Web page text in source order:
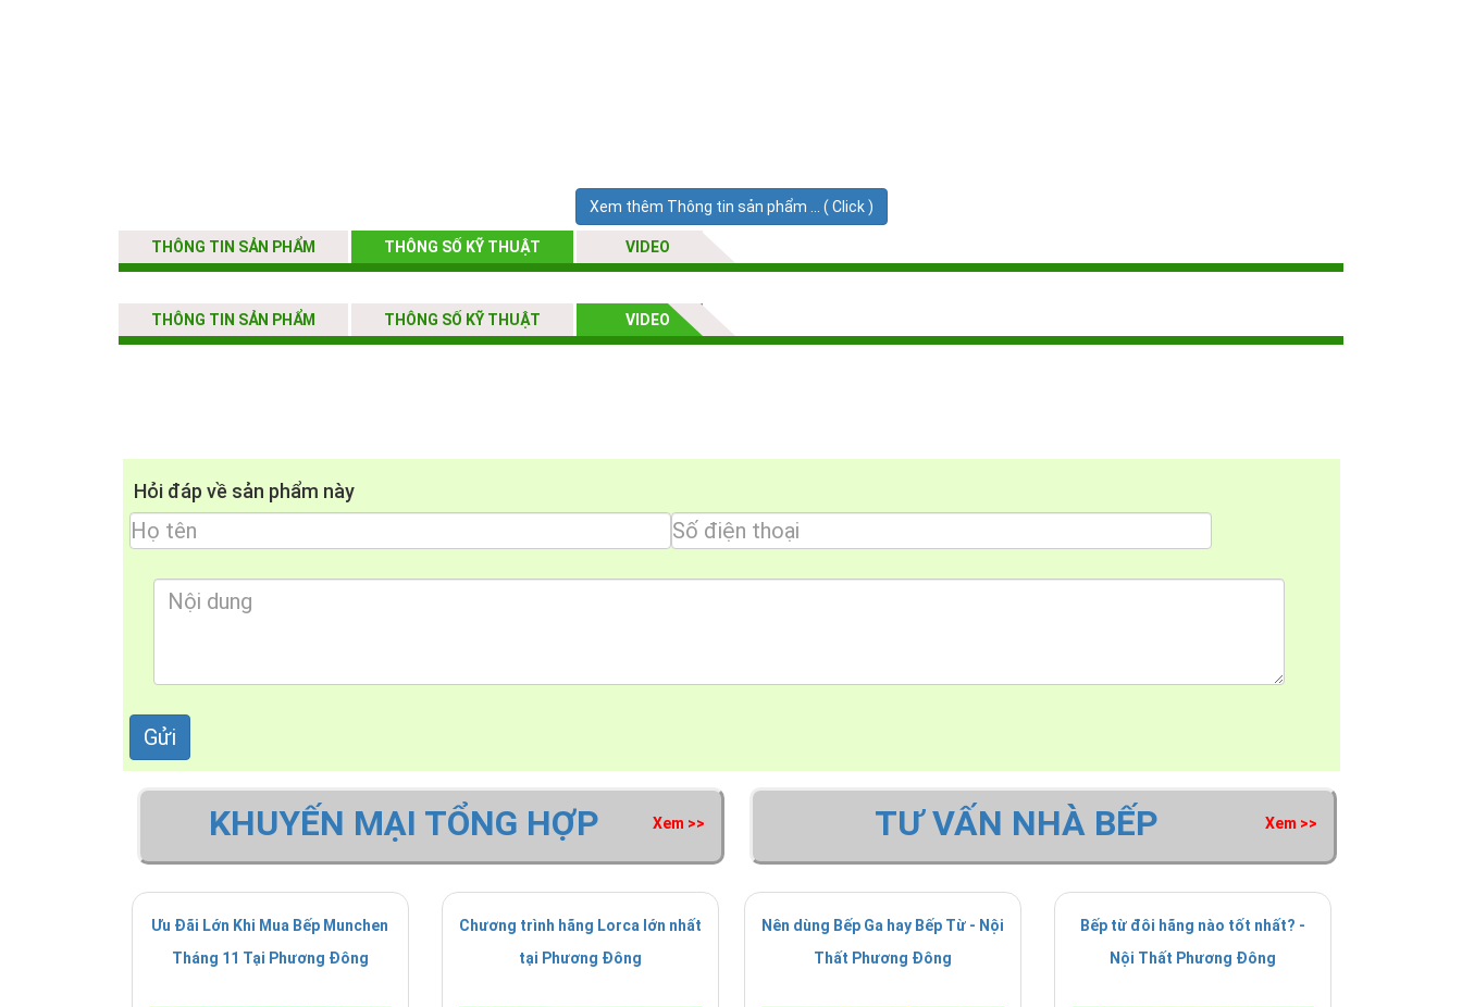
Xem thêm Thông tin sản phẩm ... ( Click )
THÔNG TIN SẢN PHẨM THÔNG SỐ KỸ THUẬT VIDEO
THÔNG TIN SẢN PHẨM THÔNG SỐ KỸ THUẬT VIDEO
Hỏi đáp về sản phẩm này
KHUYẾN MẠI TỔNG HỢP Xem >>
Ưu Đãi Lớn Khi Mua Bếp Munchen
Tháng 11 Tại Phương Đông
Chương trình hãng Lorca lớn nhất
tại Phương Đông
TƯ VẤN NHÀ BẾP Xem >>
Nên dùng Bếp Ga hay Bếp Từ - Nội
Thất Phương Đông
Bếp từ đôi hãng nào tốt nhất? -
Nội Thất Phương Đông